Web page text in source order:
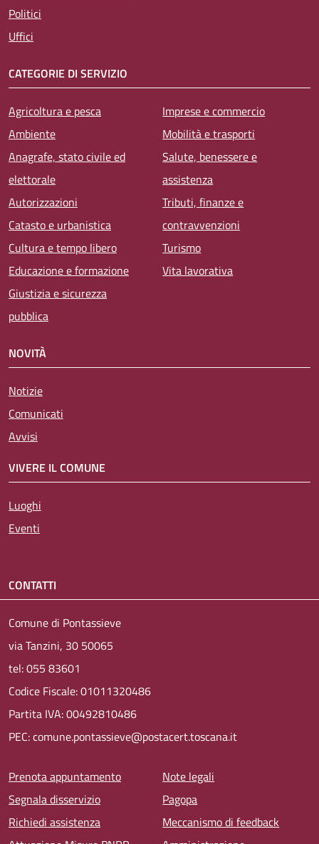
Politici
Uffici
CATEGORIE DI SERVIZIO
Agricoltura e pesca
Ambiente
Anagrafe, stato civile ed
elettorale
Autorizzazioni
Catasto e urbanistica
Cultura e tempo libero
Educazione e formazione
Giustizia e sicurezza
pubblica
Imprese e commercio
Mobilità e trasporti
Salute, benessere e
assistenza
Tributi, finanze e
contravvenzioni
Turismo
Vita lavorativa
NOVITÀ
Notizie
Comunicati
Avvisi
VIVERE IL COMUNE
Luoghi
Eventi
CONTATTI
Comune di Pontassieve
via Tanzini, 30 50065
tel: 055 83601
Codice Fiscale: 01011320486
Partita IVA: 00492810486
PEC: comune.pontassieve@postacert.toscana.it
Menu piè di pagina
Prenota appuntamento
Segnala disservizio
Richiedi assistenza
Note legali
Pagopa
Meccanismo di feedback